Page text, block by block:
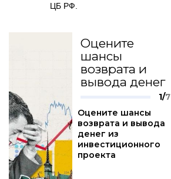
ЦБ РФ.
Оцените
шансы
возврата и
вывода денег
1/7
Оцените шансы
возврата и вывода
денег из
инвестиционного
проекта